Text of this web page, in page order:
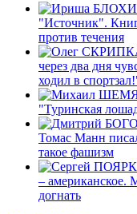
"Источник".
против течения
через два дня
ходил в
"Туринская
Томас Манн
такое фашизм
– американское.
догнать